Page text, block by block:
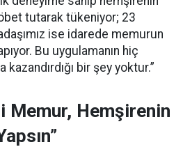
tutarak tükeniyor; 23
ise idarede memurun
Bu uygulamanın hiç
bir şey yoktur.”
Memur, Hemşirenin